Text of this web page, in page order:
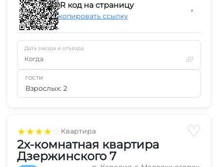
★★★★☆Квартира ♡
2х-комнатная квартира
Дзержинского 7
QR код на страницу
Скопировать ссылку
▼
Дата заезда и отъезда
Когда
ГОСТИ
Взрослых: 2